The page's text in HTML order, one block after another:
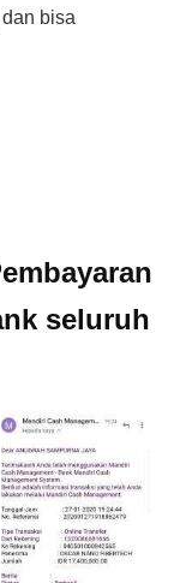
bisa
seluruh